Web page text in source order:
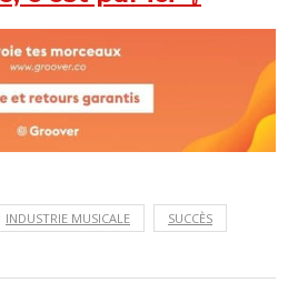
INDUSTRIE MUSICALE SUCCÈS